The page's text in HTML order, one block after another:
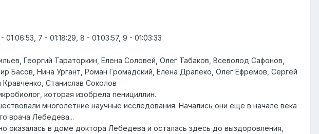
7 - 01:18:29, 8 - 01:03:57, 9 - 01:03:33
Георгий Тараторкин, Елена Соловей, Олег Табаков, Всеволод Сафонов,
Басов, Нина Ургант, Роман Громадский, Елена Драпеко, Олег Ефремов, Сергей
Станислав Соколов
которая изобрела пенициллин.
многолетние научные исследования. Начались они еще в начале века
врача Лебедева...
оказалась в доме доктора Лебедева и осталась здесь до выздоровления,